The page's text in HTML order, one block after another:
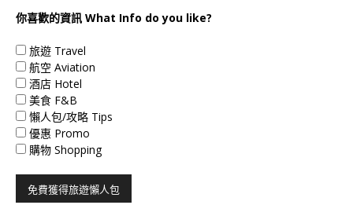
你喜歡的資訊 What Info do you like?
旅遊 Travel
航空 Aviation
酒店 Hotel
美食 F&B
懶人包/攻略 Tips
優惠 Promo
購物 Shopping